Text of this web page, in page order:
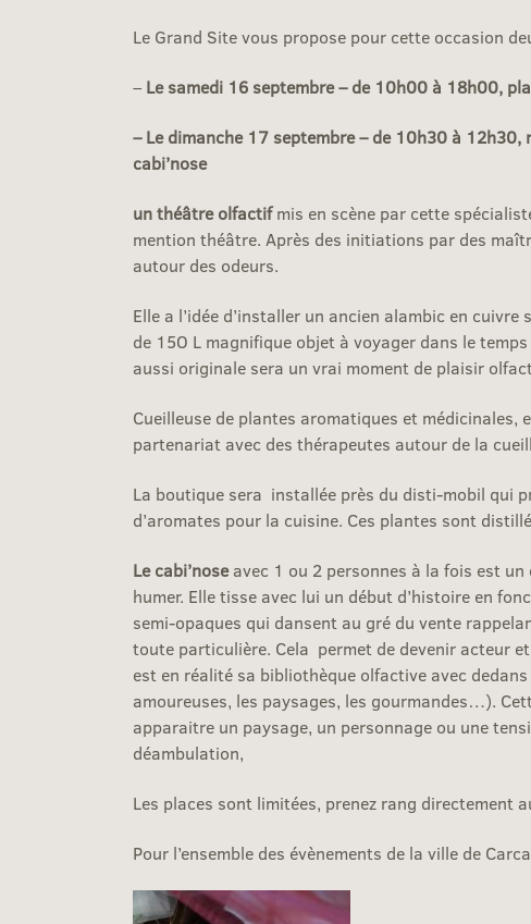
Le Grand Site vous propose pour cette occasion
– Le samedi 16 septembre – de 10h00 à 18h00,
– Le dimanche 17 septembre – de 10h30 à
cabi’nose
un théâtre olfactifmis en scène par cette
mention théâtre. Après des initiations par des
autour des odeurs.
Elle a l’idée d’installer un ancien alambic en cuivre
de 15O L magnifique objet à voyager dans le
aussi originale sera un vrai moment de plaisir
Cueilleuse de plantes aromatiques et médicinales,
partenariat avec des thérapeutes autour de la
La boutique sera installée près du disti-mobil qui
d’aromates pour la cuisine. Ces plantes sont
Le cabi’noseavec 1 ou 2 personnes à la fois est
humer. Elle tisse avec lui un début d’histoire en
semi-opaques qui dansent au gré du vente
toute particulière. Cela permet de devenir acteur
est en réalité sa bibliothèque olfactive avec
amoureuses, les paysages, les gourmandes…).
apparaitre un paysage, un personnage ou une
déambulation,
Les places sont limitées, prenez rang directement
Pour l’ensemble des évènements de la ville de